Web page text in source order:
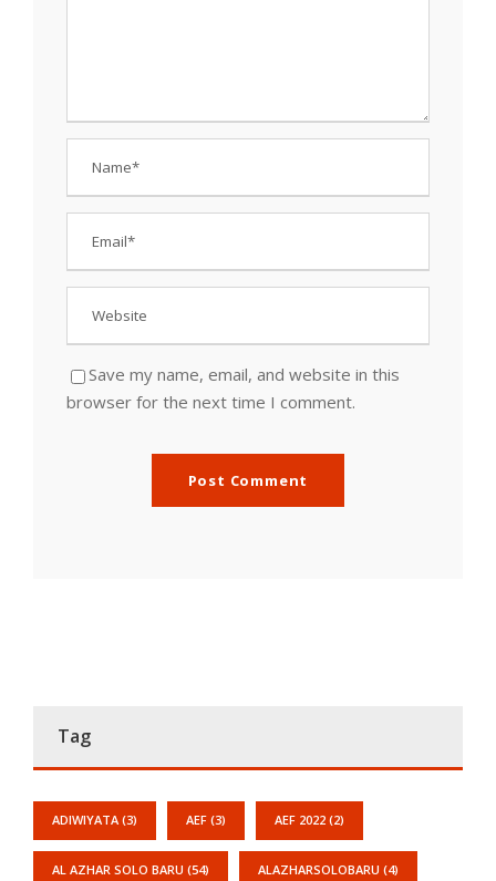
Save my name, email, and website in this
browser for the next time I comment.
Tag
ADIWIYATA (3) AEF (3) AEF 2022 (2)
AL AZHAR SOLO BARU (54) ALAZHARSOLOBARU (4)